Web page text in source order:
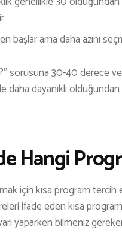
başlar ama daha azını
sorusuna 30-40 derece
daha dayanıklı
Hangi
için kısa program
ifade eden kısa
yaparken bilmeniz